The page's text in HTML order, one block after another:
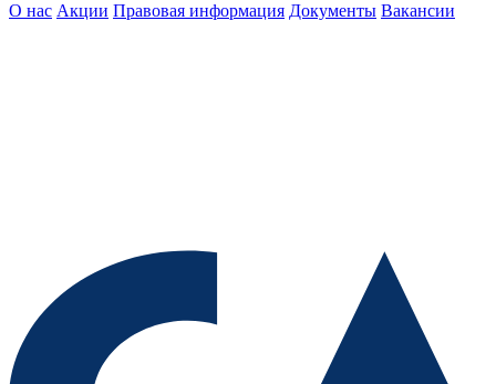
О нас Акции Правовая информация Документы Вакансии